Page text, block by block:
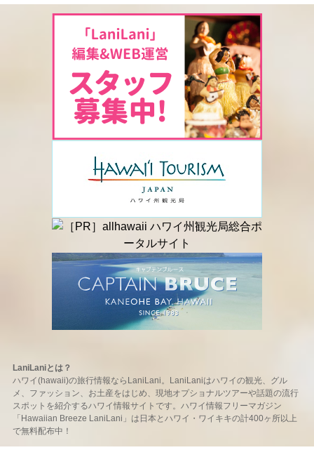
LaniLaniとは？
ハワイ(hawaii)の旅行情報ならLaniLani。LaniLaniはハワイの観光、グル
メ、ファッション、お土産をはじめ、現地オプショナルツアーや話題の流行
スポットを紹介するハワイ情報サイトです。ハワイ情報フリーマガジン
「Hawaiian Breeze LaniLani」は日本とハワイ・ワイキキの計400ヶ所以上
で無料配布中！